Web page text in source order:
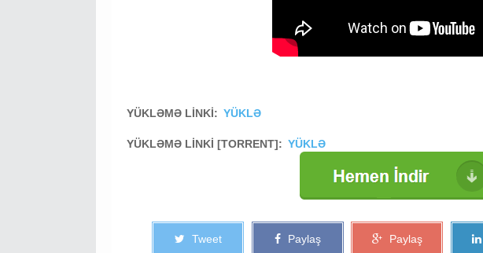
YÜKLƏMƏ LİNKİ: YÜKLƏ
YÜKLƏMƏ LİNKİ [TORRENT]: YÜKLƏ
Tweet Paylaş Paylaş